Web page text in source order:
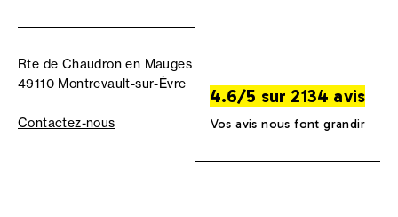
Rte de Chaudron en Mauges
49110 Montrevault-sur-Èvre
Contactez-nous
4.6/5 sur 2134 avis
Vos avis nous font grandir